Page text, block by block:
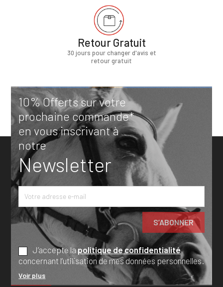
Retour Gratuit
30 jours pour changer d'avis et
retour gratuit
10% Offerts sur votre
prochaine commande*
en vous inscrivant à
notre
Newsletter
J’accepte lapolitique de confidentialité
concernant l’utilisation de mes données personnelles.
Voir plus